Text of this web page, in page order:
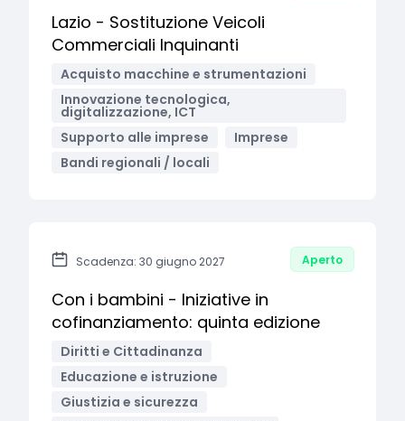
Lazio - Sostituzione Veicoli
Commerciali Inquinanti
Acquisto macchine e strumentazioni
Innovazione tecnologica,
digitalizzazione, ICT
Supporto alle imprese
Imprese
Bandi regionali / locali
Scadenza: 30 giugno 2027 Aperto
Con i bambini - Iniziative in
cofinanziamento: quinta edizione
Diritti e Cittadinanza
Educazione e istruzione
Giustizia e sicurezza